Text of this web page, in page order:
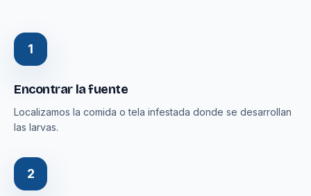
1
Encontrar la fuente
Localizamos la comida o tela infestada donde se desarrollan
las larvas.
2